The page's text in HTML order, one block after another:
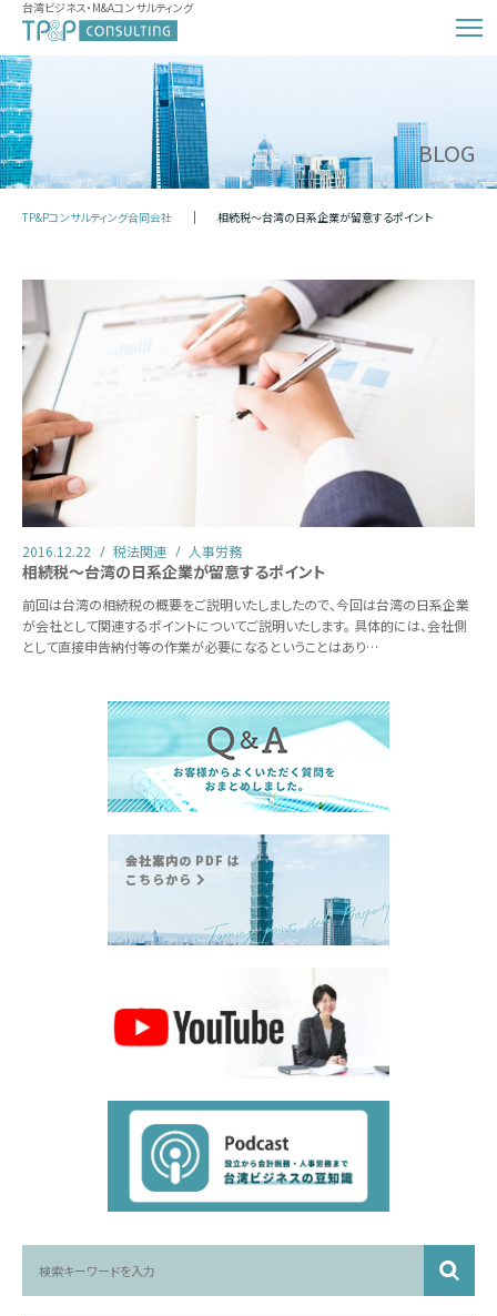
台湾ビジネス・M&Aコンサルティング
BLOG
TP&Pコンサルティング合同会社 相続税～台湾の日系企業が留意するポイント
2016.12.22 税法関連 人事労務
相続税～台湾の日系企業が留意するポイント
前回は台湾の相続税の概要をご説明いたしましたので、今回は台湾の日系企業
が会社として関連するポイントについてご説明いたします。 具体的には、会社側
として直接申告納付等の作業が必要になるということはあり…